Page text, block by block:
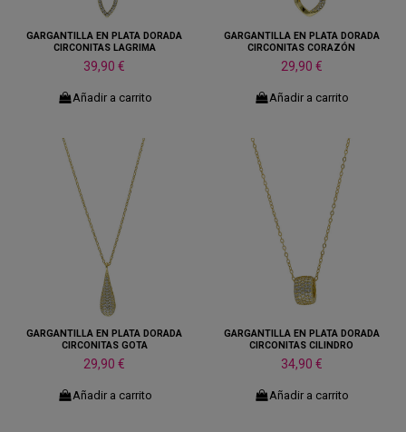
GARGANTILLA EN PLATA DORADA
CIRCONITAS LAGRIMA
39,90 €
Añadir a carrito
GARGANTILLA EN PLATA DORADA
CIRCONITAS CORAZÓN
29,90 €
Añadir a carrito
GARGANTILLA EN PLATA DORADA
CIRCONITAS GOTA
29,90 €
Añadir a carrito
GARGANTILLA EN PLATA DORADA
CIRCONITAS CILINDRO
34,90 €
Añadir a carrito